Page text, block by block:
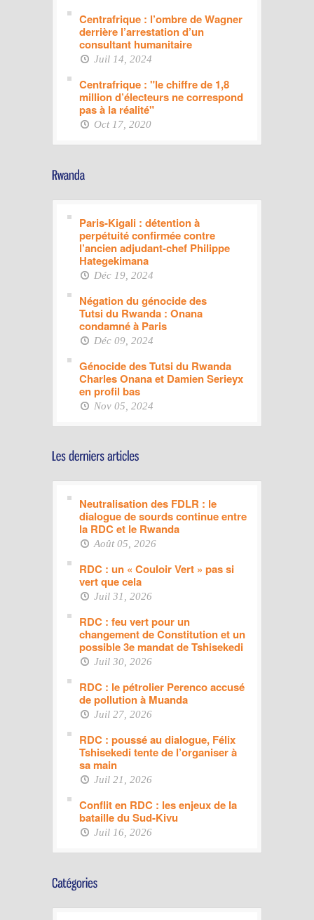
Centrafrique : l’ombre de Wagner
derrière l’arrestation d’un
consultant humanitaire
Juil 14, 2024
Centrafrique : "le chiffre de 1,8
million d’électeurs ne correspond
pas à la réalité"
Oct 17, 2020
Paris-Kigali : détention à
perpétuité confirmée contre
l’ancien adjudant-chef Philippe
Hategekimana
Déc 19, 2024
Négation du génocide des
Tutsi du Rwanda : Onana
condamné à Paris
Déc 09, 2024
Génocide des Tutsi du Rwanda
Charles Onana et Damien Serieyx
en profil bas
Nov 05, 2024
Neutralisation des FDLR : le
dialogue de sourds continue entre
la RDC et le Rwanda
Août 05, 2026
RDC : un « Couloir Vert » pas si
vert que cela
Juil 31, 2026
RDC : feu vert pour un
changement de Constitution et un
possible 3e mandat de Tshisekedi
Juil 30, 2026
RDC : le pétrolier Perenco accusé
de pollution à Muanda
Juil 27, 2026
RDC : poussé au dialogue, Félix
Tshisekedi tente de l’organiser à
sa main
Juil 21, 2026
Conflit en RDC : les enjeux de la
bataille du Sud-Kivu
Juil 16, 2026